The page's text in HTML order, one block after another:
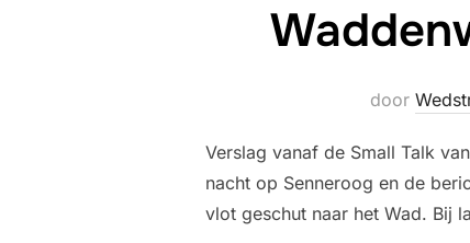
door
Verslag vanaf de Small Talk
nacht op Senneroog en de
vlot geschut naar het Wad. Bij